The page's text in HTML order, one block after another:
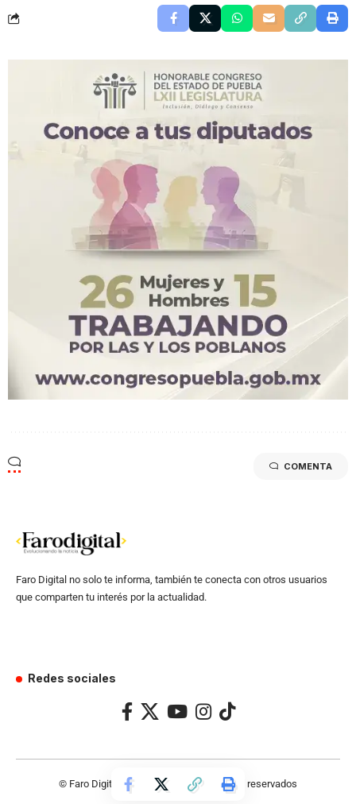
COMENTA
Faro Digital no solo te informa, también te conecta con otros usuarios
que comparten tu interés por la actualidad.
Redes sociales
© Faro Digital 2024 – Todos los derechos reservados